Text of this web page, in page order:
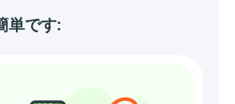
単です: